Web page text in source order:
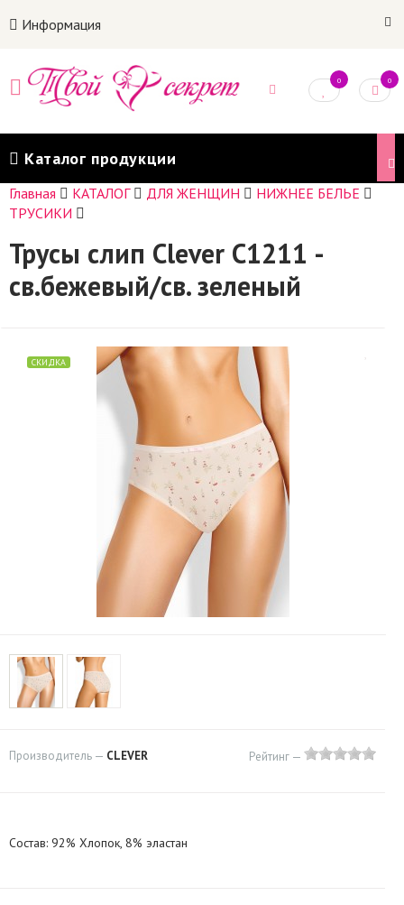
Информация
0 0
Каталог продукции
Главная КАТАЛОГ ДЛЯ ЖЕНЩИН
НИЖНЕЕ БЕЛЬЕ
ТРУСИКИ
Трусы слип Clever С1211 -
св.бежевый/св. зеленый
СКИДКА
Производитель — CLEVER Рейтинг —
Состав: 92% Хлопок, 8% эластан